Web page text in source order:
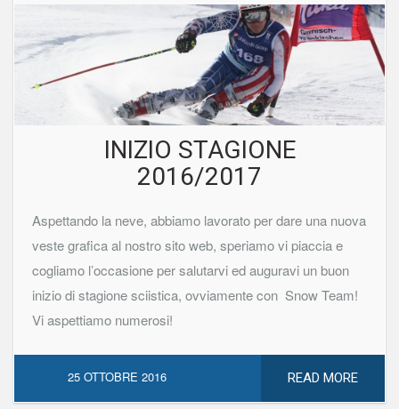
INIZIO STAGIONE
2016/2017
Aspettando la neve, abbiamo lavorato per dare una nuova
veste grafica al nostro sito web, speriamo vi piaccia e
cogliamo l’occasione per salutarvi ed auguravi un buon
inizio di stagione sciistica, ovviamente con Snow Team!
Vi aspettiamo numerosi!
READ MORE
25 OTTOBRE 2016